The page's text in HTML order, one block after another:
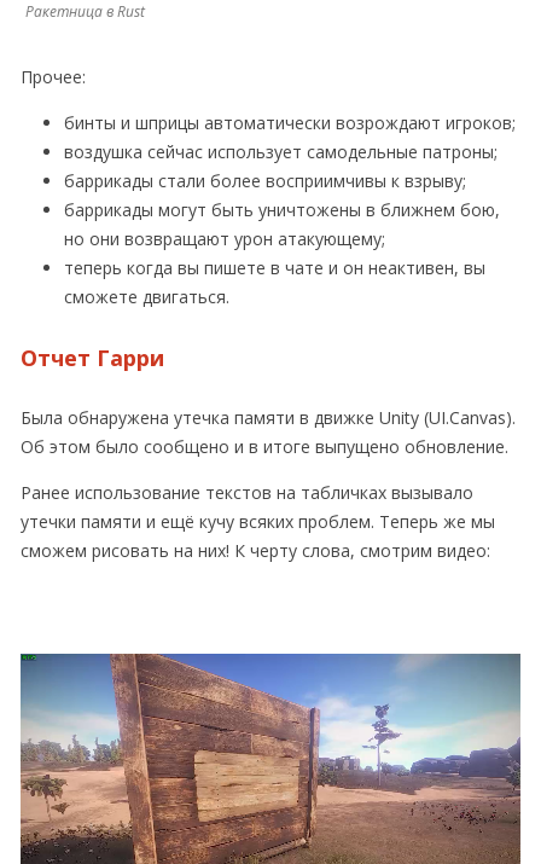
Ракетница в Rust
Прочее:
бинты и шприцы автоматически возрождают игроков;
воздушка сейчас использует самодельные патроны;
баррикады стали более восприимчивы к взрыву;
баррикады могут быть уничтожены в ближнем бою,
но они возвращают урон атакующему;
теперь когда вы пишете в чате и он неактивен, вы
сможете двигаться.
Отчет Гарри
Была обнаружена утечка памяти в движке Unity (UI.Canvas).
Об этом было сообщено и в итоге выпущено обновление.
Ранее использование текстов на табличках вызывало
утечки памяти и ещё кучу всяких проблем. Теперь же мы
сможем рисовать на них! К черту слова, смотрим видео: